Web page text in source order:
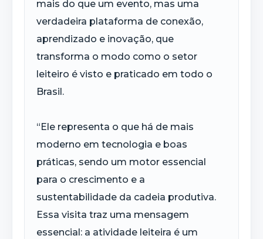
mais do que um evento, mas uma
verdadeira plataforma de conexão,
aprendizado e inovação, que
transforma o modo como o setor
leiteiro é visto e praticado em todo o
Brasil.
“Ele representa o que há de mais
moderno em tecnologia e boas
práticas, sendo um motor essencial
para o crescimento e a
sustentabilidade da cadeia produtiva.
Essa visita traz uma mensagem
essencial: a atividade leiteira é um